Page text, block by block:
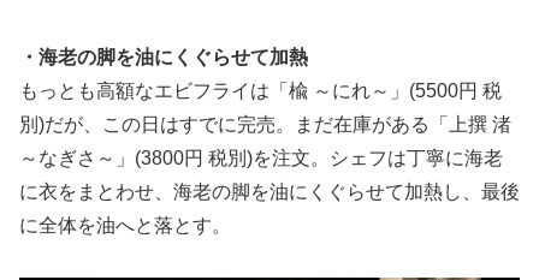
・海老の脚を油にくぐらせて加熱
もっとも高額なエビフライは「楡 ～にれ～」(5500円 税
別)だが、この日はすでに完売。まだ在庫がある「上撰 渚
～なぎさ～」(3800円 税別)を注文。シェフは丁寧に海老
に衣をまとわせ、海老の脚を油にくぐらせて加熱し、最後
に全体を油へと落とす。